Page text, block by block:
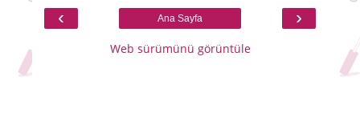
‹ ›
Ana Sayfa
Web sürümünü görüntüle